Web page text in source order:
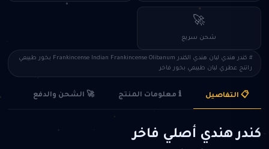
🚀
شحن سريع
# كندر هندي لبان هندي الكندر Frankincense Indian Frankincense Olibanum بخور طبيعي
راتنج عطري لبان طبيعي بخور فاخر
📋 التفاصيل ℹ️ معلومات المنتج 🚀 الشحن والدفع
كندر هندي أصلي فاخر